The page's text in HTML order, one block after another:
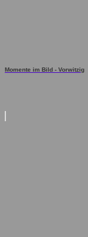
Momente im Bild - Vorwitzig